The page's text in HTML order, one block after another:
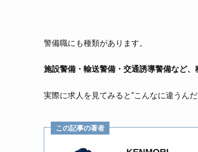
警備職にも種類があります。
施設警備・輸送警備・交通誘導警備など、
実際に求人を見てみると”こんなに違うんだ
この記事の著者